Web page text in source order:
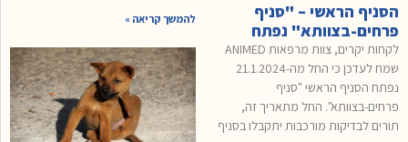
הסניף הראשי – "סניף
פרחים-בצוותא" נפתח
לקחות יקרים, צוות מרפאות ANIMED
שמח לעדכן כי החל מה-21.1.2024
נפתח הסניף הראשי "סניף
פרחים-בצוותא". החל מתאריך זה,
תורים לבדיקות מורכבות יתקבלו בסניף
להמשך קריאה »